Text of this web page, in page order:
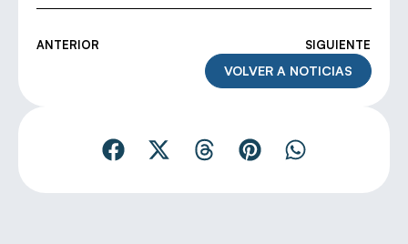
ANTERIOR SIGUIENTE
VOLVER A NOTICIAS